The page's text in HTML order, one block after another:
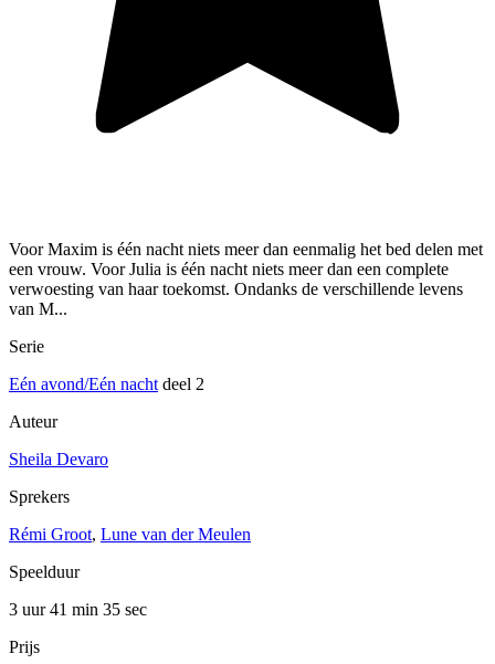
Voor Maxim is één nacht niets meer dan eenmalig het bed delen met
een vrouw. Voor Julia is één nacht niets meer dan een complete
verwoesting van haar toekomst. Ondanks de verschillende levens
van M...
Serie
Eén avond/Eén nacht deel 2
Auteur
Sheila Devaro
Sprekers
Rémi Groot, Lune van der Meulen
Speelduur
3 uur 41 min 35 sec
Prijs